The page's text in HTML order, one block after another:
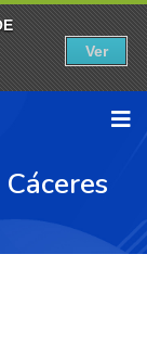
Ver